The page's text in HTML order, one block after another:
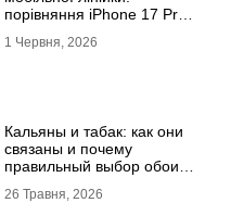
порівняння iPhone 17 Pro
1 Червня, 2026
Кальяны и табак: как они
связаны и почему
правильный выбор обоих
26 Травня, 2026